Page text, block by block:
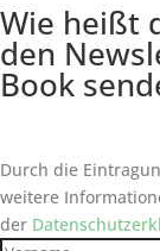
Wie heißt
den
Book
Durch die
weitere
der